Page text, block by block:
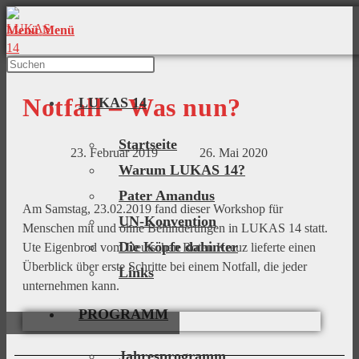
Menü Menü
LUKAS 14
Startseite
Warum LUKAS 14?
Pater Amandus
UN-Konvention
Die Köpfe dahinter
Links
PROGRAMM
Jahresprogramm
Notfall – Was nun?​
23. Februar 2019 26. Mai 2020
Am Samstag, 23.02.2019 fand dieser Workshop für
Menschen mit und ohne Behinderungen in LUKAS 14 statt.
Ute Eigenbrod vom Deutschen Roten Kreuz lieferte einen
Überblick über erste Schritte bei einem Notfall, die jeder
unternehmen kann.